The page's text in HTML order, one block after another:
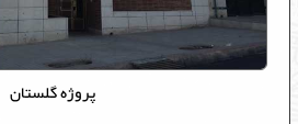
پروژه گلستان